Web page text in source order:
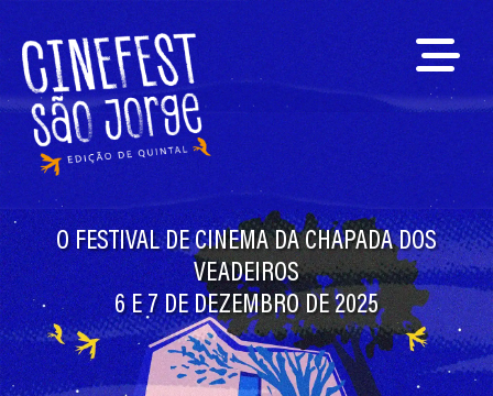
O FESTIVAL DE CINEMA DA CHAPADA DOS
VEADEIROS
6 E 7 DE DEZEMBRO DE 2025